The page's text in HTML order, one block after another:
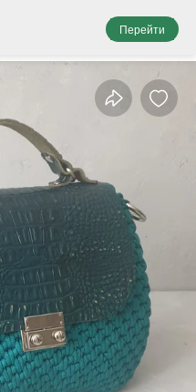
Перейти